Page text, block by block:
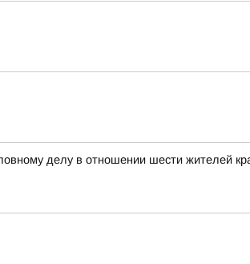
делу в отношении шести жителей